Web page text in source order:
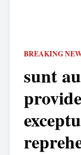
BREAKING
sunt